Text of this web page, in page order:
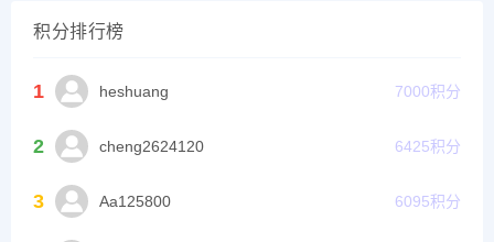
积分排行榜
1 heshuang 7000积分
2 cheng2624120 6425积分
3 Aa125800 6095积分